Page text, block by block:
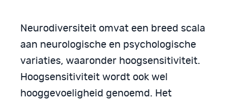
Neurodiversiteit omvat een breed scala
aan neurologische en psychologische
variaties, waaronder hoogsensitiviteit.
Hoogsensitiviteit wordt ook wel
hooggevoeligheid genoemd. Het